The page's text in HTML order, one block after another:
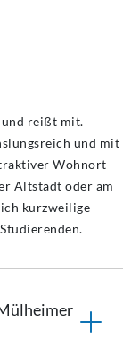
und reißt mit.
und mit
Wohnort
Altstadt oder am
kurzweilige